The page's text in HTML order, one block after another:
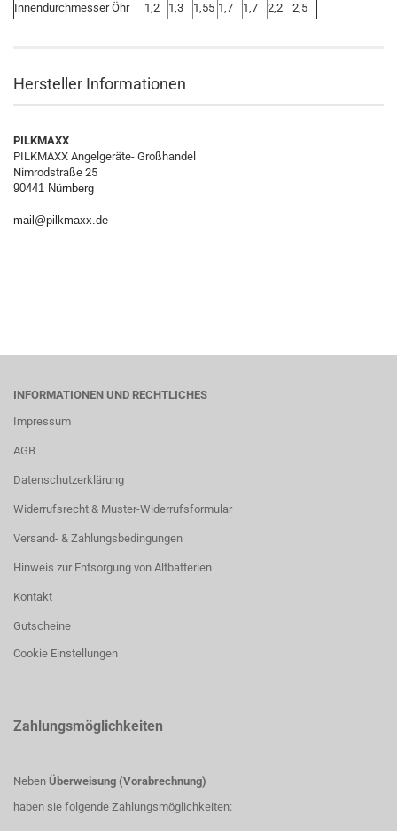
Innendurchmesser Öhr
1,2 1,3 1,55 1,7 1,7 2,2 2,5
Hersteller Informationen
PILKMAXX
PILKMAXX Angelgeräte- Großhandel
Nimrodstraße 25
90441 Nürnberg
mail@pilkmaxx.de
INFORMATIONEN UND RECHTLICHES
Impressum
AGB
Datenschutzerklärung
Widerrufsrecht & Muster-Widerrufsformular
Versand- & Zahlungsbedingungen
Hinweis zur Entsorgung von Altbatterien
Kontakt
Gutscheine
Cookie Einstellungen
Zahlungsmöglichkeiten
Neben Überweisung (Vorabrechnung)
haben sie folgende Zahlungsmöglichkeiten: